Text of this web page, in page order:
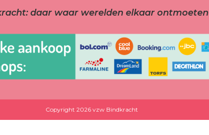
daar waar werelden elkaar ontmoeten
Copyright 2026 vzw Bindkracht